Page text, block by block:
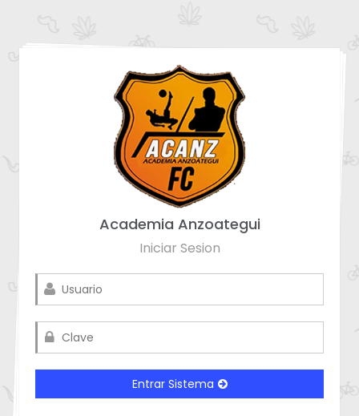
Academia Anzoategui
Iniciar Sesion
Entrar Sistema